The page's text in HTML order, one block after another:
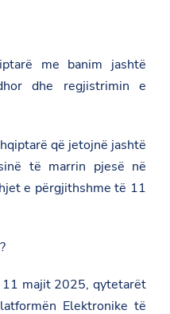
me banim jashtë
dhe regjistrimin e
që jetojnë jashtë
të marrin pjesë në
e përgjithshme të 11
11 majit 2025, qytetarët
Elektronike të